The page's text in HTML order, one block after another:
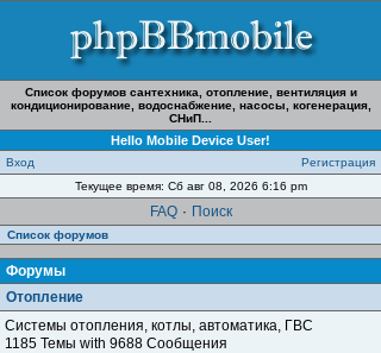
Список форумов сантехника, отопление, вентиляция и
кондиционирование, водоснабжение, насосы, когенерация,
СНиП...
Hello Mobile Device User!
Вход
Регистрация
Текущее время: Сб авг 08, 2026 6:16 pm
FAQ · Поиск
Список форумов
Форумы
Отопление
Системы отопления, котлы, автоматика, ГВС
1185 Темы with 9688 Сообщения